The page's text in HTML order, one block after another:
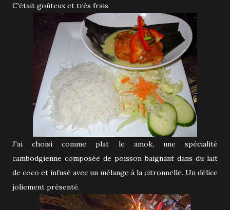
C'était goûteux et très frais.
J'ai choisi comme plat le amok, une spécialité
cambodgienne composée de poisson baignant dans du lait
de coco et infusé avec un mélange à la citronnelle. Un délice
joliement présenté.